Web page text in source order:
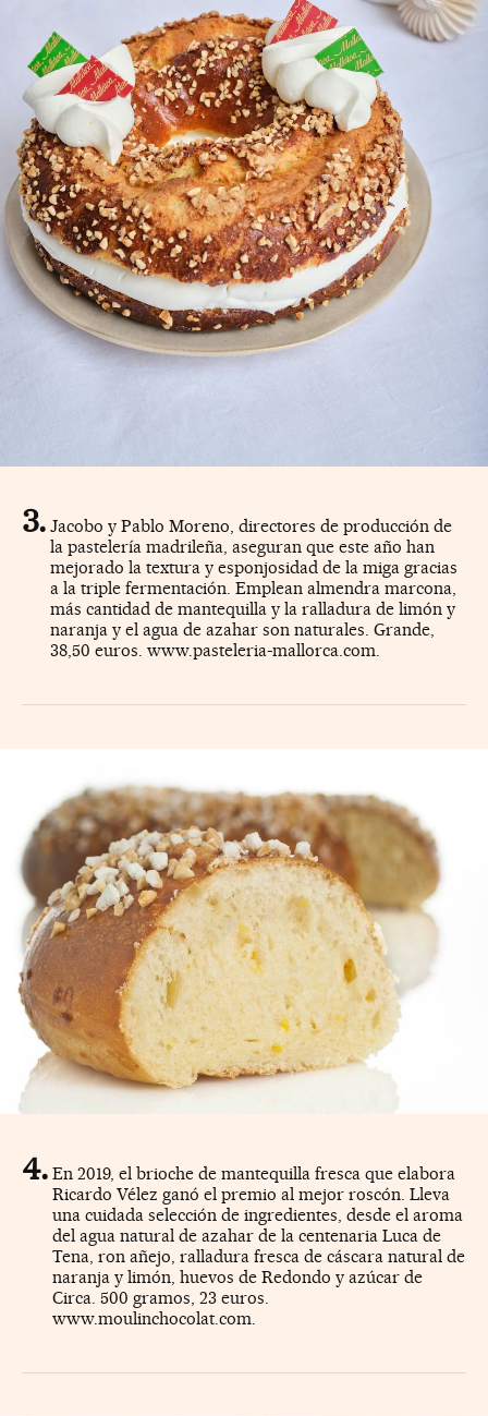
Jacobo y Pablo Moreno, directores de producción de
la pastelería madrileña, aseguran que este año han
mejorado la textura y esponjosidad de la miga gracias
a la triple fermentación. Emplean almendra marcona,
más cantidad de mantequilla y la ralladura de limón y
naranja y el agua de azahar son naturales. Grande,
38,50 euros. www.pasteleria-mallorca.com.
En 2019, el brioche de mantequilla fresca que elabora
Ricardo Vélez ganó el premio al mejor roscón. Lleva
una cuidada selección de ingredientes, desde el aroma
del agua natural de azahar de la centenaria Luca de
Tena, ron añejo, ralladura fresca de cáscara natural de
naranja y limón, huevos de Redondo y azúcar de
Circa. 500 gramos, 23 euros.
www.moulinchocolat.com.